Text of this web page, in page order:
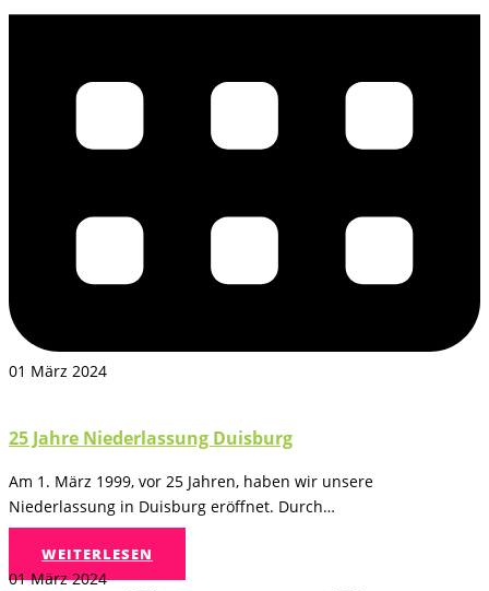
01 März 2024
25 Jahre Niederlassung Duisburg
Am 1. März 1999, vor 25 Jahren, haben wir unsere
Niederlassung in Duisburg eröffnet. Durch…
WEITERLESEN
01 März 2024